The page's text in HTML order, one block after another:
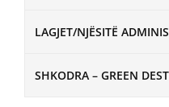
LAGJET/NJËSITË
SHKODRA – GREEN